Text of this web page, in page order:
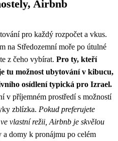
Airbnb
pro každý rozpočet a vkus.
na Středozemní moře po útulné
z čeho vybírat. Pro ty, kteří
tu možnost ubytování v kibucu,
osídlení typická pro Izrael.
v příjemném prostředí s možností
zblízka. Pokud preferujete
vlastní režii, Airbnb je skvělou
a domy k pronájmu po celém